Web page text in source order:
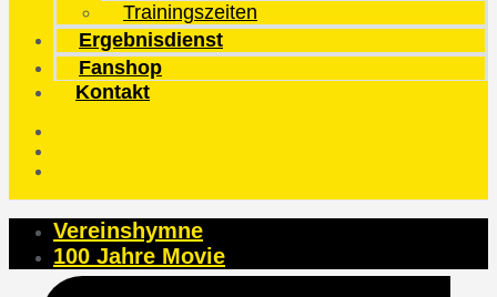
Trainingszeiten
Ergebnisdienst
Fanshop
Kontakt
Vereinshymne
100 Jahre Movie